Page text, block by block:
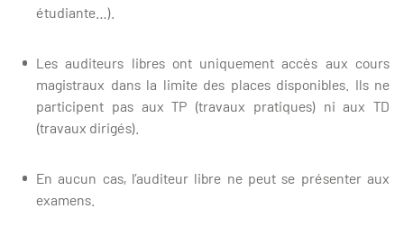
étudiante…).
Les auditeurs libres ont uniquement accès aux cours
magistraux dans la limite des places disponibles. Ils ne
participent pas aux TP (travaux pratiques) ni aux TD
(travaux dirigés).
En aucun cas, l’auditeur libre ne peut se présenter aux
examens.